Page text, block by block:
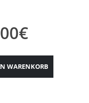
€
WARENKORB